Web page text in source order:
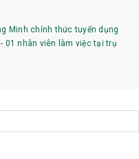
Minh chính thức tuyển dụng
01 nhân viên làm việc tại trụ